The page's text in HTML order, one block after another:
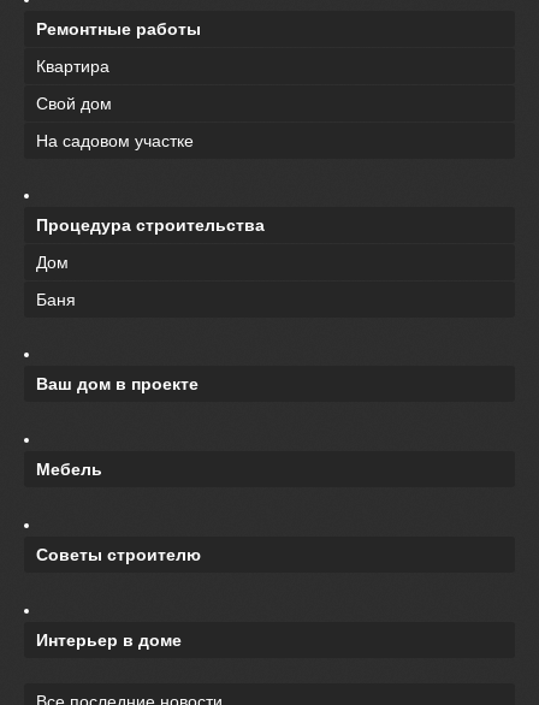
Ремонтные работы
Квартира
Свой дом
На садовом участке
Процедура строительства
Дом
Баня
Ваш дом в проекте
Мебель
Советы строителю
Интерьер в доме
Все последние новости